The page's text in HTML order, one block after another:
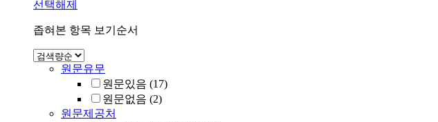
선택해제
좁혀본 항목 보기순서
원문유무
원문있음 (17)
원문없음 (2)
원문제공처